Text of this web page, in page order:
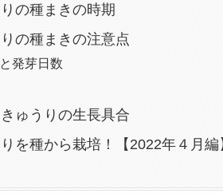
の種まきの時期
の種まきの注意点
発芽日数
ゅうりの生長具合
を種から栽培！【2022年４月